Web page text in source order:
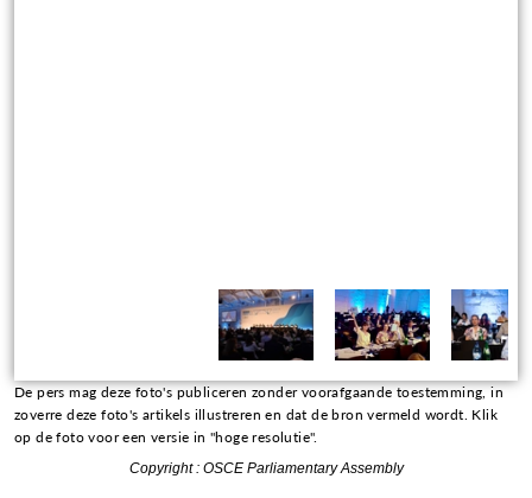
De pers mag deze foto's publiceren zonder voorafgaande toestemming, in
zoverre deze foto's artikels illustreren en dat de bron vermeld wordt. Klik
op de foto voor een versie in "hoge resolutie".
Copyright : OSCE Parliamentary Assembly